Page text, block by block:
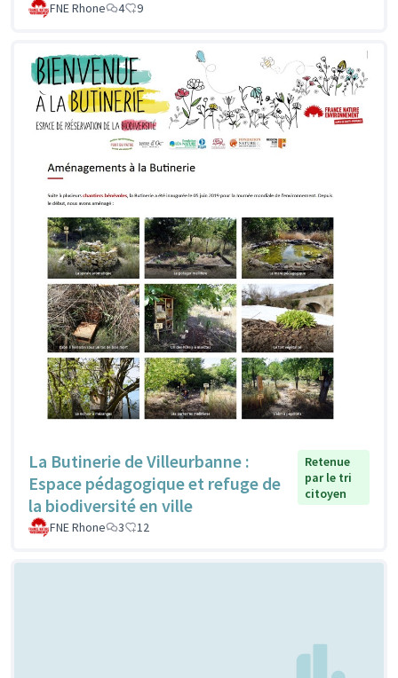
FNE Rhone
4 9
La Butinerie de Villeurbanne :
Espace pédagogique et refuge de
la biodiversité en ville
Retenue
par le tri
citoyen
FNE Rhone 3 12